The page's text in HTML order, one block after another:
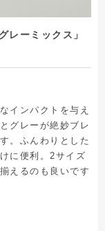
レーミックス」
インパクトを与え
グレーが絶妙ブレ
。ふんわりとした
に便利。2サイズ
えるのも良いです